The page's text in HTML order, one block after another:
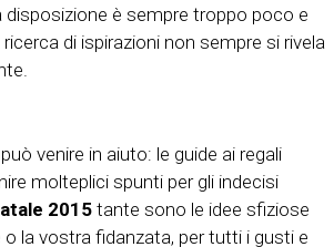
disposizione è sempre troppo poco e
ricerca di ispirazioni non sempre si rivela
venire in aiuto: le guide ai regali
molteplici spunti per gli indecisi
2015tante sono le idee sfiziose
la vostra fidanzata, per tutti i gusti e